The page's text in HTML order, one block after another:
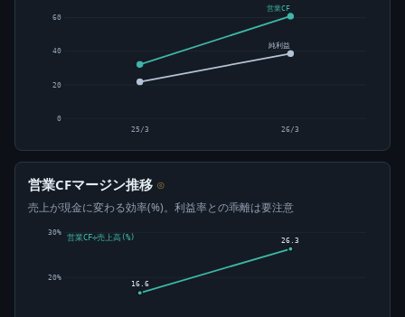
0
20
40
60
営業CF
純利益
25/3 26/3
営業CFマージン推移 ⊙
売上が現金に変わる効率(%)。利益率との乖離は要注意
20%
30%
16.6
26.3
営業CF÷売上高(%)